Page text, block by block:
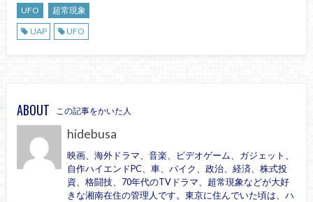
UFO
超常現象
UAP
UFO
ABOUT この記事をかいた人
hidebusa
映画、海外ドラマ、音楽、ビデオゲーム、ガジェット、
自作ハイエンドPC、車、バイク、政治、経済、株式投
資、格闘技、70年代のTVドラマ、超常現象などが大好
きな湘南在住の管理人です。東京に住んでいた頃は、ハ